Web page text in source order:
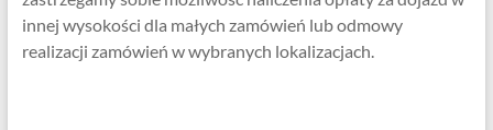
innej wysokości dla małych zamówień lub odmowy
realizacji zamówień w wybranych lokalizacjach.